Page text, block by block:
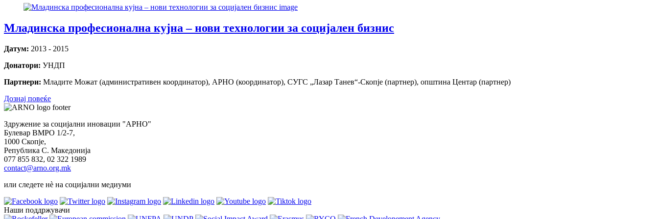
Младинска професионална кујна – нови технологии за социјален бизнис
Датум: 2013 - 2015
Донатори: УНДП
Партнери: Младите Можат (административен координатор), АРНО (координатор), СУГС „Лазар Танев“-Скопје (партнер), општина Центар (партнер)
Дознај повеќе
Здружение за социјални иновации "АРНО"
Булевар ВМРО 1/2-7,
1000 Скопје,
Република С. Македонија
077 855 832, 02 322 1989
contact@arno.org.mk
или следете нѐ на социјални медиуми
Наши поддржувачи